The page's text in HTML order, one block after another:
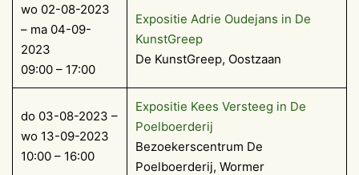
wo 02-08-2023
– ma 04-09-
2023
09:00 – 17:00
Expositie Adrie Oudejans in De
KunstGreep
De KunstGreep, Oostzaan
do 03-08-2023 –
wo 13-09-2023
10:00 – 16:00
Expositie Kees Versteeg in De
Poelboerderij
Bezoekerscentrum De
Poelboerderij, Wormer